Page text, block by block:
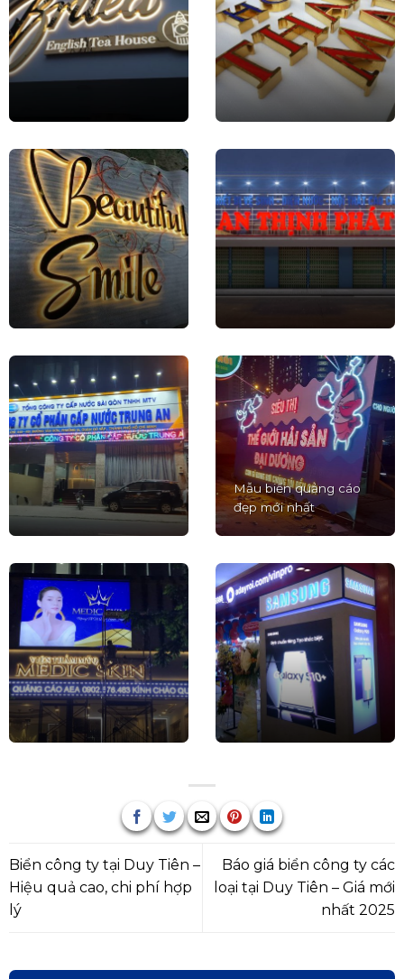
Mẫu biển quảng cáo
đẹp mới nhất
Biển công ty tại Duy Tiên –
Hiệu quả cao, chi phí hợp
lý
Báo giá biển công ty các
loại tại Duy Tiên – Giá mới
nhất 2025